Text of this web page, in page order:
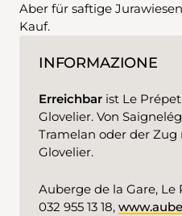
Aber für saftige
Kauf.
INFORMAZIONE
Erreichbar ist Le
Glovelier. Von
Tramelan oder der Zug
Glovelier.
Auberge de la Gare, Le
032 955 13 18,